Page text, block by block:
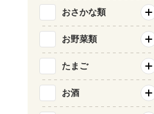
おさかな類
お野菜類
たまご
お酒